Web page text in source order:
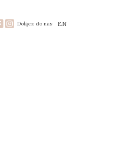
Dołącz do nas EN